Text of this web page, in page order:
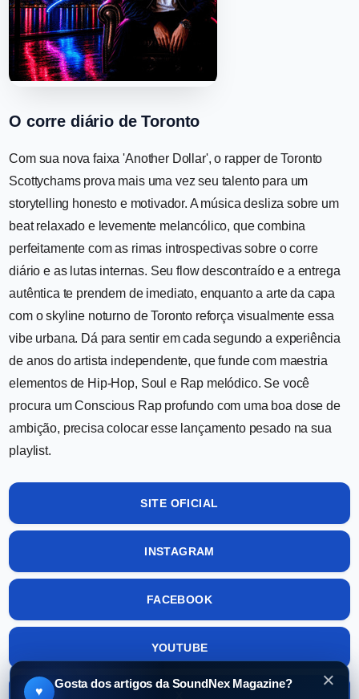
O corre diário de Toronto
Com sua nova faixa 'Another Dollar', o rapper de Toronto
Scottychams prova mais uma vez seu talento para um
storytelling honesto e motivador. A música desliza sobre um
beat relaxado e levemente melancólico, que combina
perfeitamente com as rimas introspectivas sobre o corre
diário e as lutas internas. Seu flow descontraído e a entrega
autêntica te prendem de imediato, enquanto a arte da capa
com o skyline noturno de Toronto reforça visualmente essa
vibe urbana. Dá para sentir em cada segundo a experiência
de anos do artista independente, que funde com maestria
elementos de Hip-Hop, Soul e Rap melódico. Se você
procura um Conscious Rap profundo com uma boa dose de
ambição, precisa colocar esse lançamento pesado na sua
playlist.
SITE OFICIAL
INSTAGRAM
FACEBOOK
YOUTUBE
×
♥
Gosta dos artigos da SoundNex Magazine?